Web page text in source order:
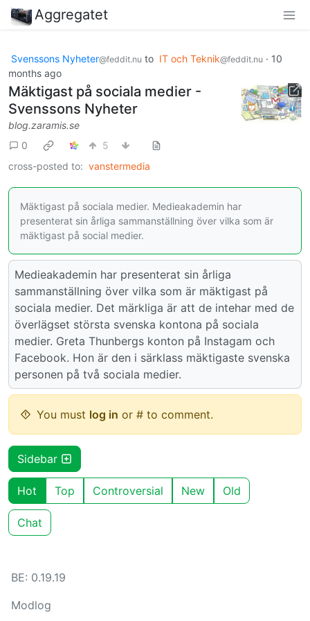
Aggregatet
Svenssons Nyheter@feddit.nu to IT och Teknik@feddit.nu · 10
months ago
Mäktigast på sociala medier -
Svenssons Nyheter
blog.zaramis.se
0
5
cross-posted to: vanstermedia
Mäktigast på sociala medier. Medieakademin har
presenterat sin årliga sammanställning över vilka som är
mäktigast på social medier.
Medieakademin har presenterat sin årliga
sammanställning över vilka som är mäktigast på
sociala medier. Det märkliga är att de intehar med de
överlägset största svenska kontona på sociala
medier. Greta Thunbergs konton på Instagam och
Facebook. Hon är den i särklass mäktigaste svenska
personen på två sociala medier.
You must log in or # to comment.
Sidebar
Hot Top Controversial New Old
Chat
BE: 0.19.19
Modlog